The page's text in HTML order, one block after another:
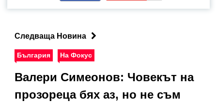
Следваща Новина
България На Фокус
Валери Симеонов: Човекът на
прозореца бях аз, но не съм